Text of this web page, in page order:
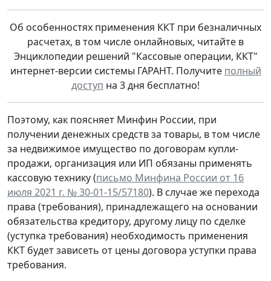
Об особенностях применения ККТ при безналичных
расчетах, в том числе онлайновых, читайте в
Энциклопедии решений "Кассовые операции, ККТ"
интернет-версии системы ГАРАНТ. Получите полный
доступ на 3 дня бесплатно!
Поэтому, как поясняет Минфин России, при
получении денежных средств за товары, в том числе
за недвижимое имущество по договорам купли-
продажи, организация или ИП обязаны применять
кассовую технику (письмо Минфина России от 16
июля 2021 г. № 30-01-15/57180). В случае же перехода
права (требования), принадлежащего на основании
обязательства кредитору, другому лицу по сделке
(уступка требования) необходимость применения
ККТ будет зависеть от цены договора уступки права
требования.